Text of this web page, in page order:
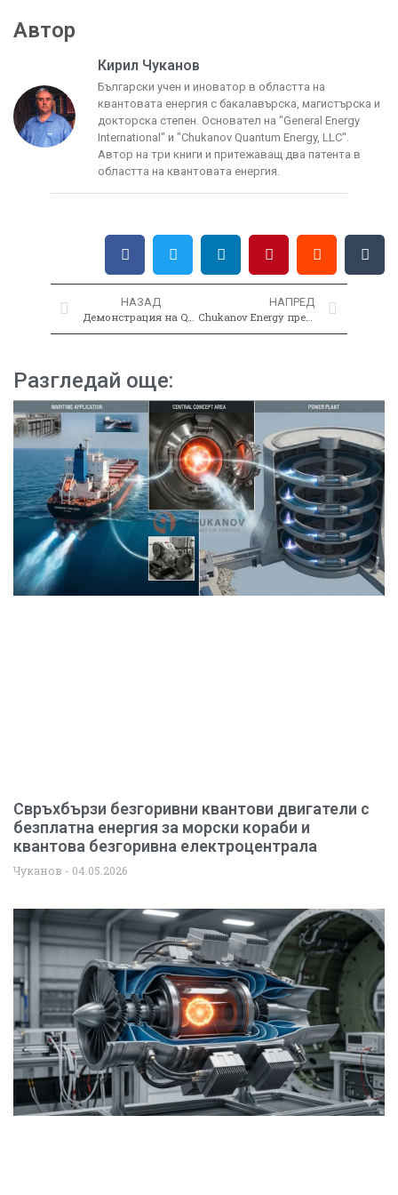
Автор
Кирил Чуканов
Български учен и иноватор в областта на
квантовата енергия с бакалавърска, магистърска и
докторска степен. Основател на "General Energy
International" и "Chukanov Quantum Energy, LLC".
Автор на три книги и притежаващ два патента в
областта на квантовата енергия.
НАЗАД
Демонстрация на QFE Ball Lightning
НАПРЕД
Chukanov Energy представя: "M2U00014" – Квантовата прецизност
Разгледай още:
Свръхбързи безгоривни квантови двигатели с
безплатна енергия за морски кораби и
квантова безгоривна електроцентрала
Чуканов 04.05.2026